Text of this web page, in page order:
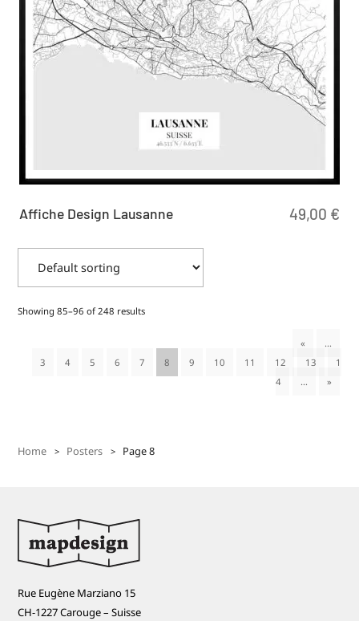
49,00 €
Affiche Design Lausanne
Showing 85–96 of 248 results
«
…
3
4 5 6 7 8 9 10 11 12 13
1
4
… »
Home Posters Page 8
Rue Eugène Marziano 15
CH-1227 Carouge – Suisse